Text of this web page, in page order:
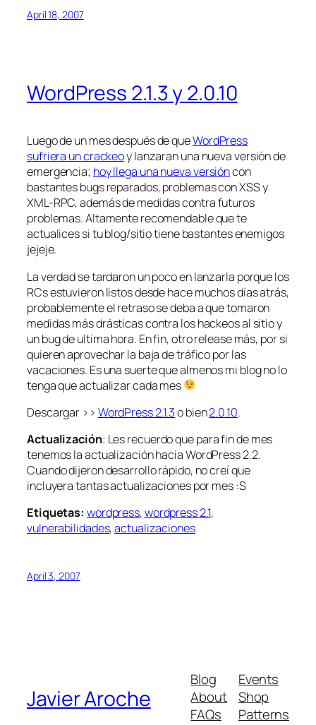
April 18, 2007
WordPress 2.1.3 y 2.0.10
Luego de un mes después de queWordPress
sufriera un crackeoy lanzaran una nueva versión de
emergencia; hoy llega una nueva versióncon
bastantes bugs reparados, problemas con XSS y
XML-RPC, además de medidas contra futuros
problemas. Altamente recomendable que te
actualices si tu blog/sitio tiene bastantes enemigos
jejeje.
La verdad se tardaron un poco en lanzarla porque los
RCs estuvieron listos desde hace muchos días atrás,
probablemente el retraso se deba a que tomaron
medidas más drásticas contra los hackeos al sitio y
un bug de ultima hora. En fin, otro release más, por si
quieren aprovechar la baja de tráfico por las
vacaciones. Es una suerte que almenos mi blog no lo
tenga que actualizar cada mes
Descargar >> WordPress 2.1.3o bien2.0.10.
Actualización: Les recuerdo que para fin de mes
tenemos la actualización hacia WordPress 2.2.
Cuando dijeron desarrollo rápido, no creí que
incluyera tantas actualizaciones por mes :S
Etiquetas: wordpress,wordpress 2.1,
vulnerabilidades,actualizaciones
April 3, 2007
Javier Aroche
Blog
About
FAQs
Events
Shop
Patterns